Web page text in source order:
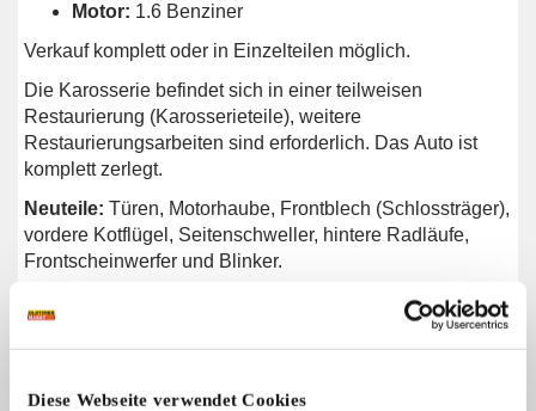
Diese Webseite verwendet Cookies
Motor: 1.6 Benziner
Verkauf komplett oder in Einzelteilen möglich.
Die Karosserie befindet sich in einer teilweisen
Restaurierung (Karosserieteile), weitere
Restaurierungsarbeiten sind erforderlich. Das Auto ist
komplett zerlegt.
Neuteile: Türen, Motorhaube, Frontblech (Schlossträger),
vordere Kotflügel, Seitenschweller, hintere Radläufe,
Frontscheinwerfer und Blinker.